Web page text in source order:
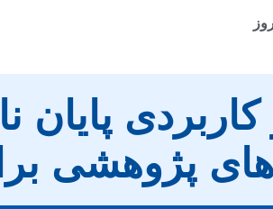
پایان
پژوهشی